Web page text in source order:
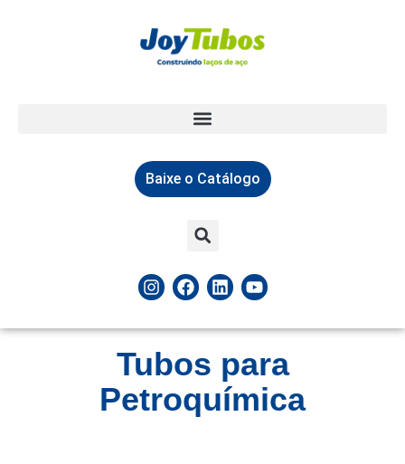
Baixe o Catálogo
Tubos para
Petroquímica